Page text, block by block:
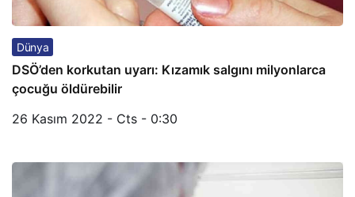
Dünya
DSÖ’den korkutan uyarı: Kızamık salgını milyonlarca
çocuğu öldürebilir
26 Kasım 2022 - Cts - 0:30